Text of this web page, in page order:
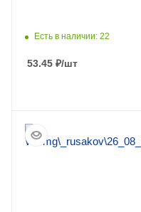
Есть в наличии: 22
53.45 ₽/шт